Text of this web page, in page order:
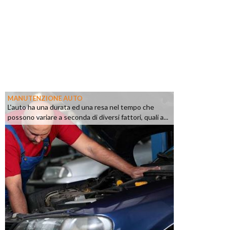
MANUTENZIONE AUTO
L'auto ha una durata ed una resa nel tempo che
possono variare a seconda di diversi fattori, quali a...